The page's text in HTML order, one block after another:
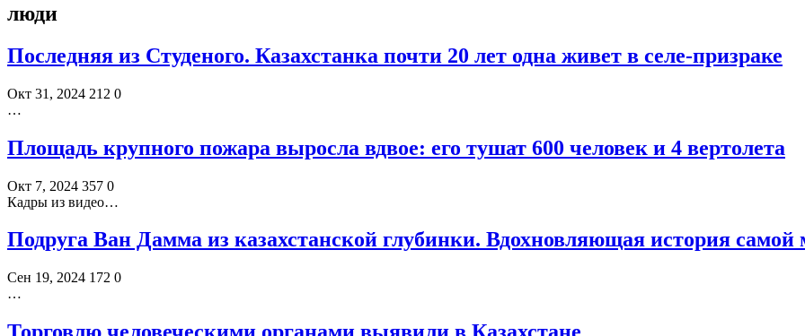
люди
Последняя из Студеного. Казахстанка почти 20 лет одна живет в селе-призраке
Окт 31, 2024 212 0
…
Площадь крупного пожара выросла вдвое: его тушат 600 человек и 4 вертолета
Окт 7, 2024 357 0
Кадры из видео…
Подруга Ван Дамма из казахстанской глубинки. Вдохновляющая история
Сен 19, 2024 172 0
…